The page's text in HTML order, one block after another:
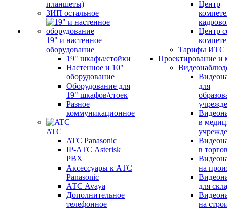
планшеты)
ЗИП остальное
19" и настенное
оборудование
19" шкафы/стойки
Настенное и 10"
оборудование
Оборудование для
19" шкафов/стоек
Разное
коммуникационное
ATC
ATC Panasonic
IP-АТС Asterisk
PBX
Аксессуары к АТС
Panasonic
АТС Avaya
Дополнительное
телефонное
Центр
Центр
Тарифы ИТС
Проектирование и
для
в
в
на
для
на